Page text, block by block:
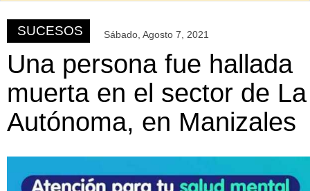
SUCESOS Sábado, Agosto 7, 2021
Una persona fue hallada
muerta en el sector de La
Autónoma, en Manizales